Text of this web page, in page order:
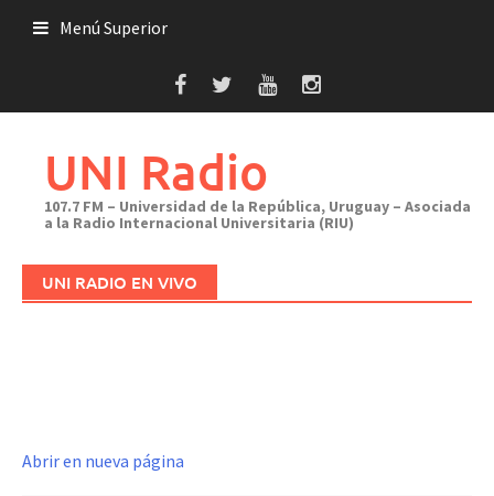
Menú Superior
UNI Radio
107.7 FM – Universidad de la República, Uruguay – Asociada
a la Radio Internacional Universitaria (RIU)
UNI RADIO EN VIVO
Abrir en nueva página